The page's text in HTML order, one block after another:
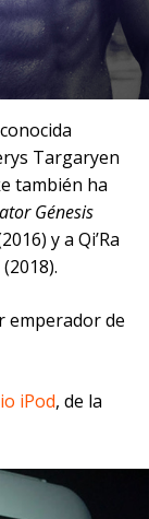
Targaryen
también ha
Génesis
y a Qi’Ra
emperador de
iPod, de la